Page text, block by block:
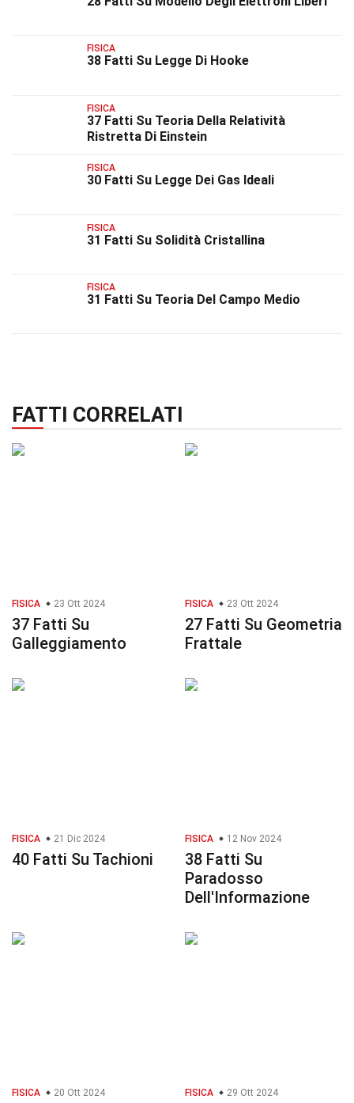
FISICA
38 Fatti Su Legge Di Hooke
FISICA
37 Fatti Su Teoria Della Relatività
Ristretta Di Einstein
FISICA
30 Fatti Su Legge Dei Gas Ideali
FISICA
31 Fatti Su Solidità Cristallina
FISICA
31 Fatti Su Teoria Del Campo Medio
FATTI CORRELATI
FISICA 23 Ott 2024
37 Fatti Su
Galleggiamento
FISICA 23 Ott 2024
27 Fatti Su Geometria
Frattale
FISICA 21 Dic 2024
40 Fatti Su Tachioni
FISICA 12 Nov 2024
38 Fatti Su
Paradosso
Dell'Informazione
FISICA 20 Ott 2024 FISICA 29 Ott 2024